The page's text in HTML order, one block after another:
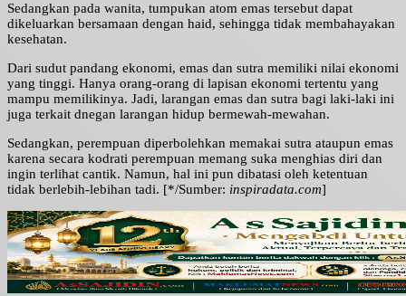
Sedangkan pada wanita, tumpukan atom emas tersebut dapat
dikeluarkan bersamaan dengan haid, sehingga tidak membahayakan
kesehatan.
Dari sudut pandang ekonomi, emas dan sutra memiliki nilai ekonomi
yang tinggi. Hanya orang-orang di lapisan ekonomi tertentu yang
mampu memilikinya. Jadi, larangan emas dan sutra bagi laki-laki ini
juga terkait dnegan larangan hidup bermewah-mewahan.
Sedangkan, perempuan diperbolehkan memakai sutra ataupun emas
karena secara kodrati perempuan memang suka menghias diri dan
ingin terlihat cantik. Namun, hal ini pun dibatasi oleh ketentuan
tidak berlebih-lebihan tadi. [*/Sumber: inspiradata.com]